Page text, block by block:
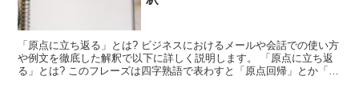
「原点に立ち返る」とは? ビジネスにおけるメールや会話での使い方
や例文を徹底した解釈で以下に詳しく説明します。 「原点に立ち返
る」とは? このフレーズは四字熟語で表わすと「原点回帰」とか「原